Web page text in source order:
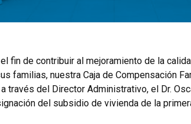
el fin de contribuir al mejoramiento de la
familias, nuestra Caja de Compensación
través del Director Administrativo, el Dr.
del subsidio de vivienda de la